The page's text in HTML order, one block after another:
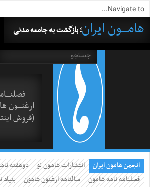
هامــــون ایران؛ بازگشت به جامعه مدنی
ارغنــــون
(فروش
انجمن هامون ایران انتشارات هامون نو
دوهفته
فصلنامه نامه هامون
سالنامه ارغنون هامون
بنیاد